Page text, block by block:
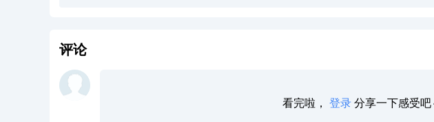
评论
看完啦， 登录分享一下感受吧